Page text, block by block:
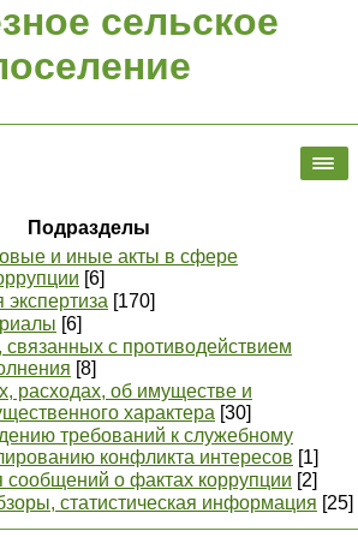
сельское
Подразделы
и иные акты в сфере
[6]
[170]
[6]
с противодействием
[8]
расходах, об имуществе и
характера [30]
требований к служебному
конфликта интересов [1]
сообщений о фактах коррупции [2]
статистическая информация [25]